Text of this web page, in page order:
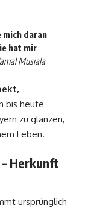
daran
hat mir
Musiala
bis heute
zu glänzen,
Leben.
Herkunft
ursprünglich